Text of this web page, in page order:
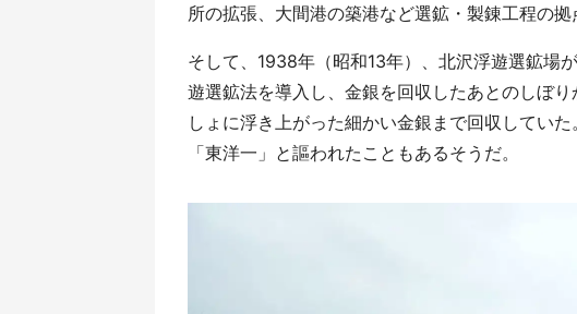
所の拡張、大間港の築港など選鉱・製錬工程の拠
そして、1938年（昭和13年）、北沢浮遊選鉱場
遊選鉱法を導入し、金銀を回収したあとのしぼ
しょに浮き上がった細かい金銀まで回収してい
「東洋一」と謳われたこともあるそうだ。